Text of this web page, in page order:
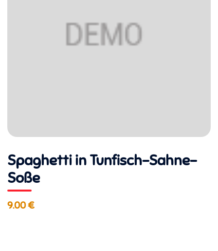
Spaghetti in Tunfisch-Sahne-
Soße
9.00 €